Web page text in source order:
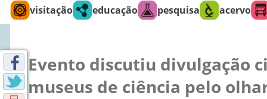
visitação educação pesquisa acervo
Evento discutiu divulgação
museus de ciência pelo